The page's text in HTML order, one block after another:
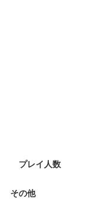
プレイ人数
その他